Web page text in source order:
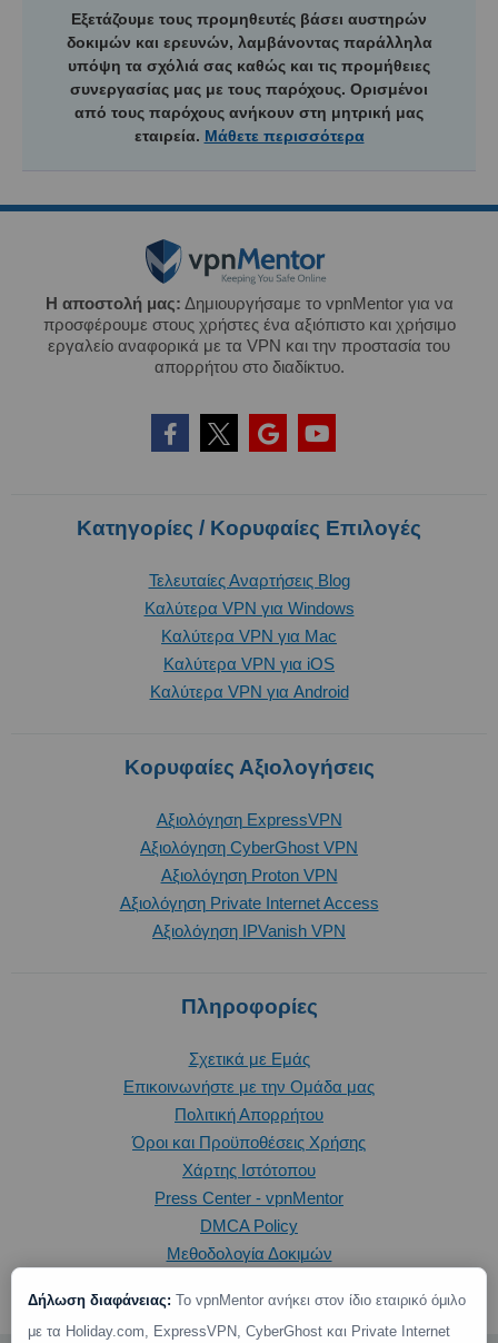
Εξετάζουμε τους προμηθευτές βάσει αυστηρών
δοκιμών και ερευνών, λαμβάνοντας παράλληλα
υπόψη τα σχόλιά σας καθώς και τις προμήθειες
συνεργασίας μας με τους παρόχους. Ορισμένοι
από τους παρόχους ανήκουν στη μητρική μας
εταιρεία. Μάθετε περισσότερα
Η αποστολή μας: Δημιουργήσαμε το vpnMentor για να
προσφέρουμε στους χρήστες ένα αξιόπιστο και χρήσιμο
εργαλείο αναφορικά με τα VPN και την προστασία του
απορρήτου στο διαδίκτυο.
Κατηγορίες / Κορυφαίες Επιλογές
Τελευταίες Αναρτήσεις Blog
Καλύτερα VPN για Windows
Καλύτερα VPN για Mac
Καλύτερα VPN για iOS
Καλύτερα VPN για Android
Κορυφαίες Αξιολογήσεις
Αξιολόγηση ExpressVPN
Αξιολόγηση CyberGhost VPN
Αξιολόγηση Proton VPN
Αξιολόγηση Private Internet Access
Αξιολόγηση IPVanish VPN
Πληροφορίες
Σχετικά με Εμάς
Επικοινωνήστε με την Oμάδα μας
Πολιτική Απορρήτου
Όροι και Προϋποθέσεις Χρήσης
Χάρτης Ιστότοπου
Press Center - vpnMentor
DMCA Policy
Μεθοδολογία Δοκιμών
Δήλωση διαφάνειας: Το vpnMentor ανήκει στον ίδιο εταιρικό όμιλο
με τα Holiday.com, ExpressVPN, CyberGhost και Private Internet